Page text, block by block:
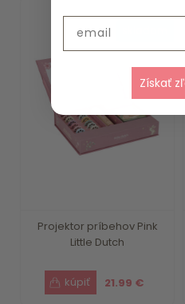
Projektor príbehov Pink
Little Dutch
21.99 €
Získať